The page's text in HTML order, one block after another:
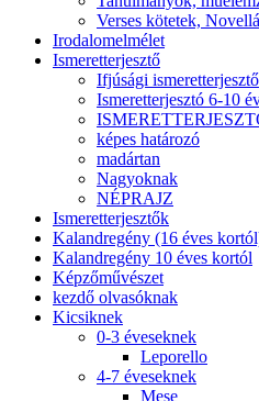
Verses kötetek,
Irodalomelmélet
Ismeretterjesztő
Ifjúsági ismeretterjesztő
Ismeretterjesztó 6-10
képes határozó
madártan
Nagyoknak
NÉPRAJZ
Ismeretterjesztők
Kalandregény (16 éves
Kalandregény 10 éves kortól
Képzőművészet
kezdő olvasóknak
Kicsiknek
0-3 éveseknek
Leporello
4-7 éveseknek
Mese